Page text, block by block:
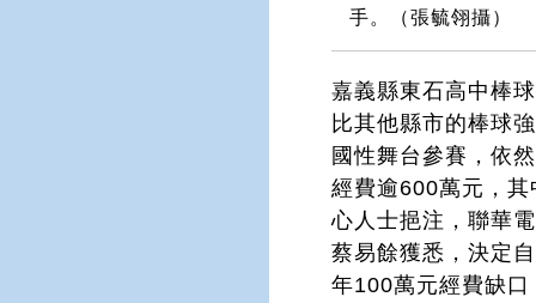
手。（張毓翎攝）
嘉義縣東石高中棒
比其他縣市的棒球
國性舞台參賽，依
經費逾600萬元，
心人士挹注，聯華
蔡易餘獲悉，決定
年100萬元經費缺